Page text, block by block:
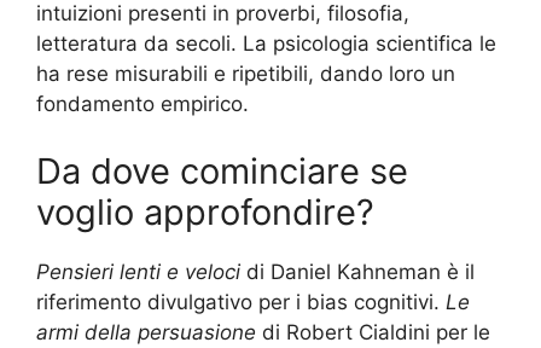
intuizioni presenti in proverbi, filosofia,
letteratura da secoli. La psicologia scientifica le
ha rese misurabili e ripetibili, dando loro un
fondamento empirico.
Da dove cominciare se
voglio approfondire?
Pensieri lenti e veloci di Daniel Kahneman è il
riferimento divulgativo per i bias cognitivi. Le
armi della persuasione di Robert Cialdini per le